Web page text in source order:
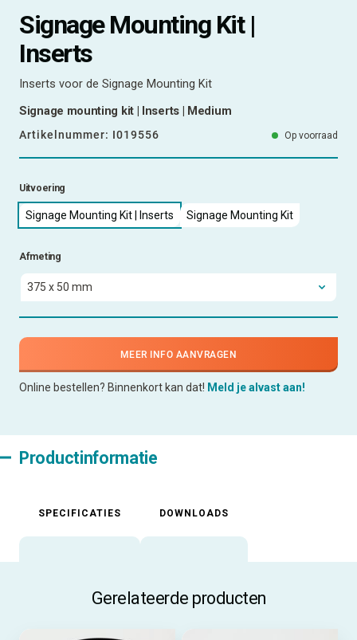
Signage Mounting Kit |
Inserts
Inserts voor de Signage Mounting Kit
Signage mounting kit | Inserts | Medium
Artikelnummer: I019556 Op voorraad
Uitvoering
Signage Mounting Kit | Inserts Signage Mounting Kit
Afmeting
MEER INFO AANVRAGEN
Online bestellen? Binnenkort kan dat! Meld je alvast aan!
Productinformatie
SPECIFICATIES DOWNLOADS